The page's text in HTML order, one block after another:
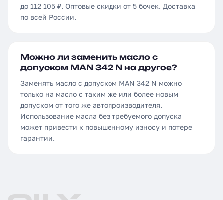
до 112 105 ₽. Оптовые скидки от 5 бочек. Доставка
по всей России.
Можно ли заменить масло с
допуском MAN 342 N на другое?
Заменять масло с допуском MAN 342 N можно
только на масло с таким же или более новым
допуском от того же автопроизводителя.
Использование масла без требуемого допуска
может привести к повышенному износу и потере
гарантии.